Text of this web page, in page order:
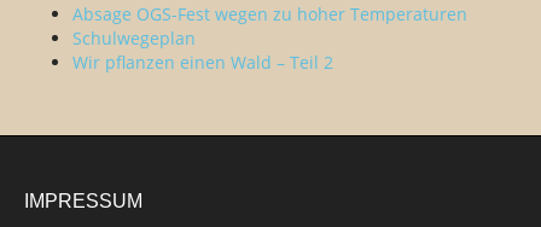
Absage OGS-Fest wegen zu hoher Temperaturen
Schulwegeplan
Wir pflanzen einen Wald – Teil 2
IMPRESSUM